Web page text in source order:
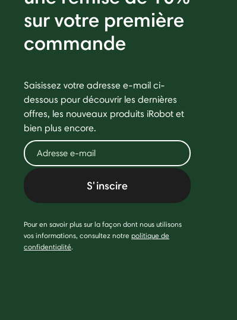
sur votre première
commande
Saisissez votre adresse e-mail ci-
dessous pour découvrir les dernières
offres, les nouveaux produits iRobot et
bien plus encore.
S'inscire
Pour en savoir plus sur la façon dont nous utilisons
vos informations, consultez notre politique de
confidentialité.